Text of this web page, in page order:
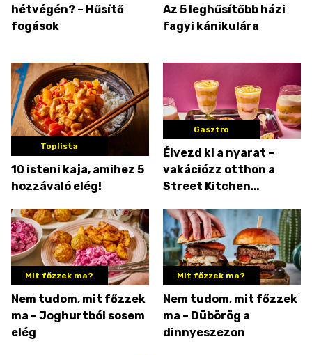
hétvégén? – Hűsítő
fogások
Az 5 leghűsítőbb házi
fagyi kánikulára
Toplista
10 isteni kaja, amihez 5
hozzávaló elég!
Gasztro
Élvezd ki a nyarat –
vakációzz otthon a
Street Kitchen
magazinjával!
Mit főzzek ma?
Nem tudom, mit főzzek
ma – Joghurtból sosem
elég
Mit főzzek ma?
Nem tudom, mit főzzek
ma – Dübörög a
dinnyeszezon